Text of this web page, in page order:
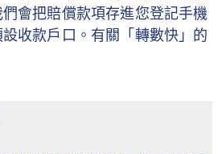
會把賠償款項存進您登記手機
收款戶口。有關「轉數快」的